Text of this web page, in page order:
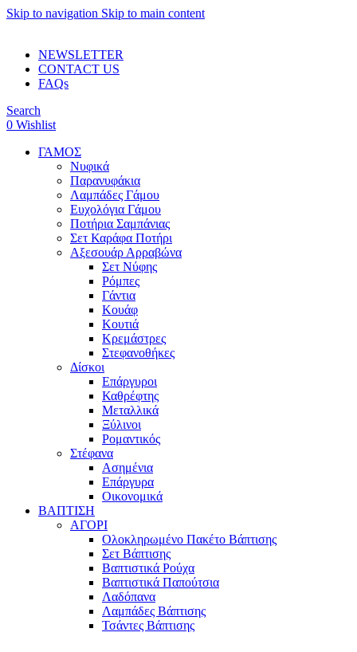
Skip to navigation Skip to main content
NEWSLETTER
CONTACT US
FAQs
Search
0 Wishlist
ΓΑΜΟΣ
Νυφικά
Παρανυφάκια
Λαμπάδες Γάμου
Ευχολόγια Γάμου
Ποτήρια Σαμπάνιας
Σετ Καράφα Ποτήρι
Αξεσουάρ Αρραβώνα
Σετ Νύφης
Ρόμπες
Γάντια
Κουάφ
Κουτιά
Κρεμάστρες
Στεφανοθήκες
Δίσκοι
Επάργυροι
Καθρέφτης
Μεταλλικά
Ξύλινοι
Ρομαντικός
Στέφανα
Ασημένια
Επάργυρα
Οικονομικά
ΒΑΠΤΙΣΗ
ΑΓΟΡΙ
Ολοκληρωμένο Πακέτο Βάπτισης
Σετ Βάπτισης
Βαπτιστικά Ρούχα
Βαπτιστικά Παπούτσια
Λαδόπανα
Λαμπάδες Βάπτισης
Τσάντες Βάπτισης